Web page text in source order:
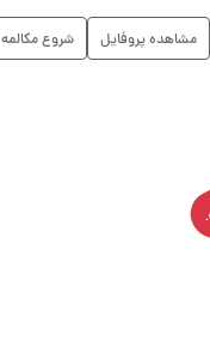
مشاهده پروفایل شروع مکالمه